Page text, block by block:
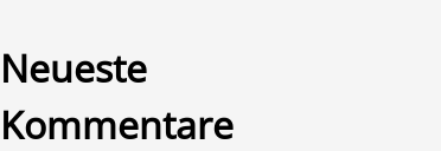
Neueste
Kommentare